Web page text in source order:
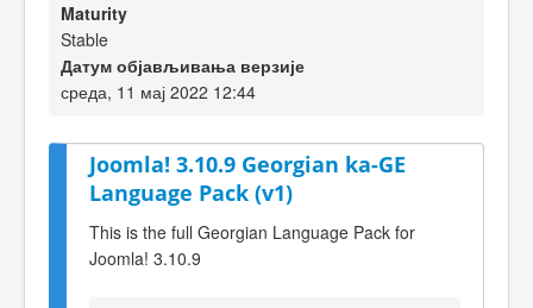
Maturity
Stable
Датум објављивања верзије
среда, 11 мај 2022 12:44
Joomla! 3.10.9 Georgian ka-GE
Language Pack (v1)
This is the full Georgian Language Pack for
Joomla! 3.10.9